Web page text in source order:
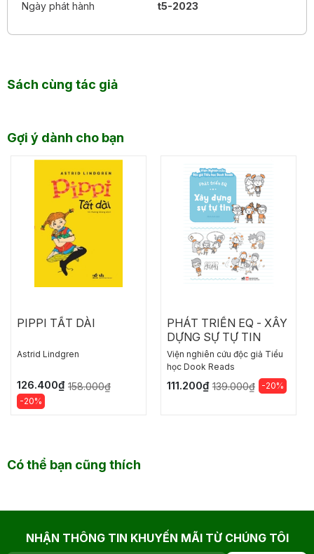
Ngày phát hành
t5-2023
Sách cùng tác giả
Gợi ý dành cho bạn
PIPPI TẤT DÀI
Astrid Lindgren
126.400₫ 158.000₫
-20%
PHÁT TRIỂN EQ - XÂY
DỰNG SỰ TỰ TIN
Viện nghiên cứu độc giả Tiểu
học Dook Reads
111.200₫ 139.000₫ -20%
Có thể bạn cũng thích
NHẬN THÔNG TIN KHUYẾN MÃI TỪ CHÚNG TÔI